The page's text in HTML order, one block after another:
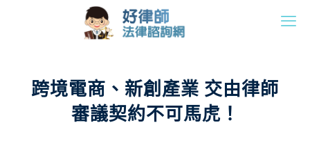
跨境電商、新創產業 交由律師
審議契約不可馬虎！